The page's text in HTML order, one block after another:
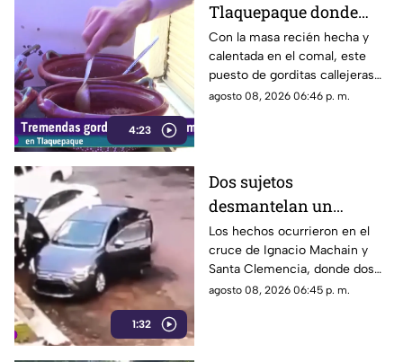
4:23
Tlaquepaque donde
una nunca es suficiente
Con la masa recién hecha y
calentada en el comal, este
puesto de gorditas callejeras
en Tlaquepaque promete
agosto 08, 2026 06:46 p. m.
1:32
Dos sujetos
desmantelan un
vehículo a plena luz del
día en Guadalajara
Los hechos ocurrieron en el
cruce de Ignacio Machain y
Santa Clemencia, donde dos
sujetos fueron captados
agosto 08, 2026 06:45 p. m.